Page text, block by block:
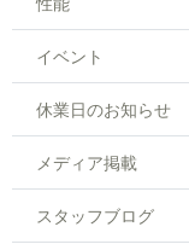
イベント
休業日のお知らせ
メディア掲載
スタッフブログ